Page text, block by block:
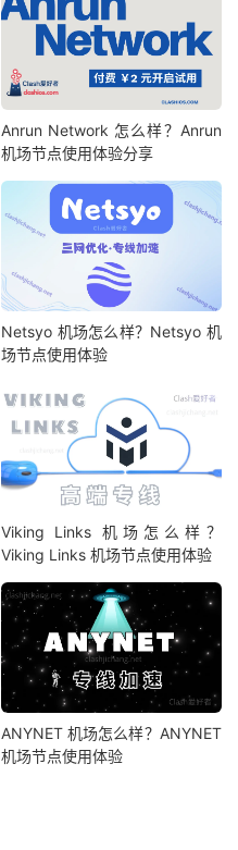
Anrun Network 怎么样？Anrun
机场节点使用体验分享
Netsyo 机场怎么样？Netsyo 机
场节点使用体验
Viking Links 机场怎么样？
Viking Links 机场节点使用体验
ANYNET 机场怎么样？ANYNET
机场节点使用体验